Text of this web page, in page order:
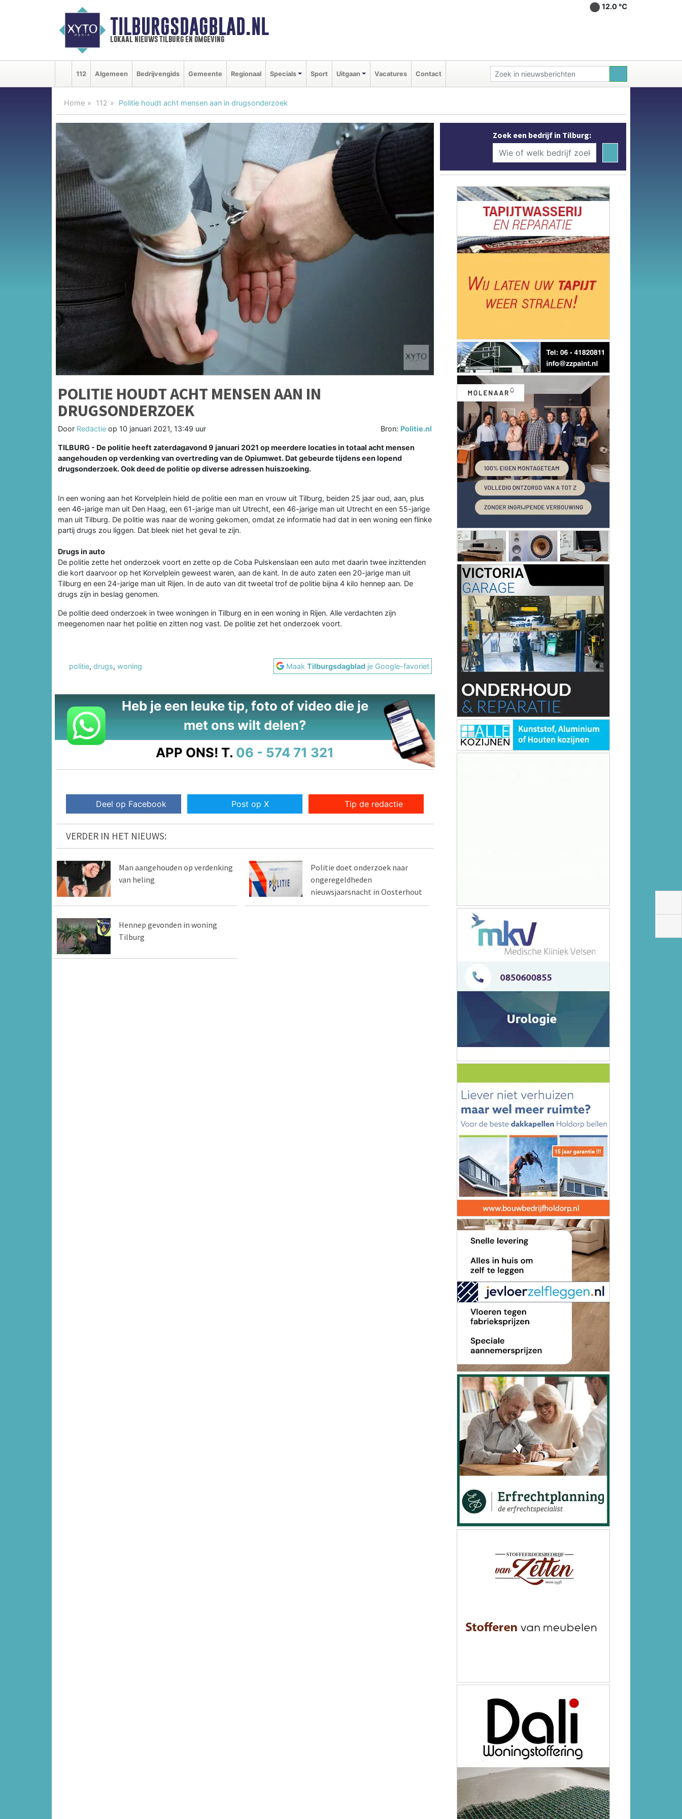
TILBURGSDAGBLAD.NL
lokaal nieuws tilburg en omgeving
12.0 ℃
112 Algemeen Bedrijvengids Gemeente Regionaal Specials Sport Uitgaan Vacatures Contact
Home 112 Politie houdt acht mensen aan in drugsonderzoek
POLITIE HOUDT ACHT MENSEN AAN IN
DRUGSONDERZOEK
Door Redactie op 10 januari 2021, 13:49 uur Bron: Politie.nl
TILBURG - De politie heeft zaterdagavond 9 januari 2021 op meerdere locaties in totaal acht mensen
aangehouden op verdenking van overtreding van de Opiumwet. Dat gebeurde tijdens een lopend
drugsonderzoek. Ook deed de politie op diverse adressen huiszoeking.
In een woning aan het Korvelplein hield de politie een man en vrouw uit Tilburg, beiden 25 jaar oud, aan, plus
een 46-jarige man uit Den Haag, een 61-jarige man uit Utrecht, een 46-jarige man uit Utrecht en een 55-jarige
man uit Tilburg. De politie was naar de woning gekomen, omdat ze informatie had dat in een woning een flinke
partij drugs zou liggen. Dat bleek niet het geval te zijn.
Drugs in auto
De politie zette het onderzoek voort en zette op de Coba Pulskenslaan een auto met daarin twee inzittenden
die kort daarvoor op het Korvelplein geweest waren, aan de kant. In de auto zaten een 20-jarige man uit
Tilburg en een 24-jarige man uit Rijen. In de auto van dit tweetal trof de politie bijna 4 kilo hennep aan. De
drugs zijn in beslag genomen.
De politie deed onderzoek in twee woningen in Tilburg en in een woning in Rijen. Alle verdachten zijn
meegenomen naar het politie en zitten nog vast. De politie zet het onderzoek voort.
politie, drugs, woning MaakTilburgsdagblad je Google-favoriet
Heb je een leuke tip, foto of video die je
met ons wilt delen?
APP ONS! T. 06 - 574 71 321
Deel op Facebook Post op X Tip de redactie
VERDER IN HET NIEUWS:
Man aangehouden op verdenking
van heling
Politie doet onderzoek naar
ongeregeldheden
nieuwsjaarsnacht in Oosterhout
Hennep gevonden in woning
Tilburg
Zoek een bedrijf in Tilburg: